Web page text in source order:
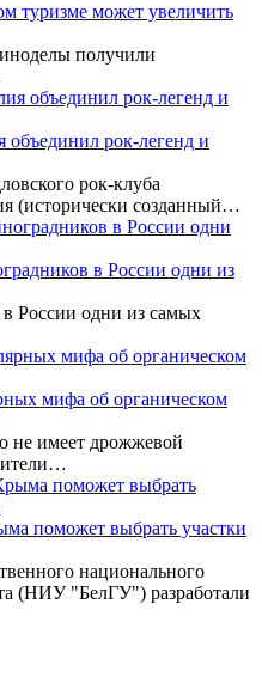
туризме может увеличить
получили
рок-легенд и
рок-клуба
(исторически созданный…
в России одни из
России одни из самых
мифа об органическом
не имеет дрожжевой
поможет выбрать участки
национального
(НИУ "БелГУ") разработали